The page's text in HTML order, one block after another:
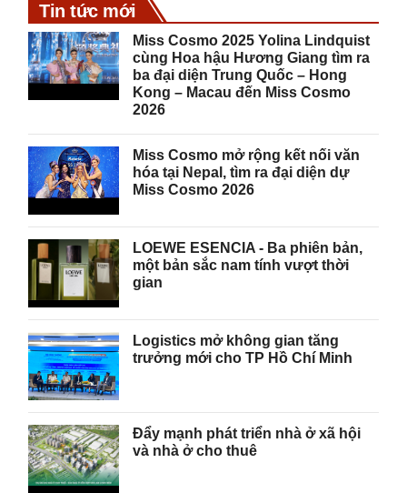
Tin tức mới
Miss Cosmo 2025 Yolina Lindquist
cùng Hoa hậu Hương Giang tìm ra
ba đại diện Trung Quốc – Hong
Kong – Macau đến Miss Cosmo
2026
Miss Cosmo mở rộng kết nối văn
hóa tại Nepal, tìm ra đại diện dự
Miss Cosmo 2026
LOEWE ESENCIA - Ba phiên bản,
một bản sắc nam tính vượt thời
gian
Logistics mở không gian tăng
trưởng mới cho TP Hồ Chí Minh
Đẩy mạnh phát triển nhà ở xã hội
và nhà ở cho thuê